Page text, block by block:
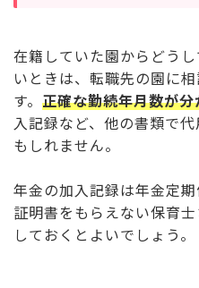
在籍していた園からどう
いときは、転職先の園に
す。 正確な勤続年月数が分
入記録など、他の書類で
もしれません。
年金の加入記録は年金定
証明書をもらえない保育
しておくとよいでしょう。